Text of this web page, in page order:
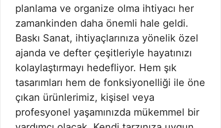
planlama ve organize olma ihtiyacı her
zamankinden daha önemli hale geldi.
Baskı Sanat, ihtiyaçlarınıza yönelik özel
ajanda ve defter çeşitleriyle hayatınızı
kolaylaştırmayı hedefliyor. Hem şık
tasarımları hem de fonksiyonelliği ile öne
çıkan ürünlerimiz, kişisel veya
profesyonel yaşamınızda mükemmel bir